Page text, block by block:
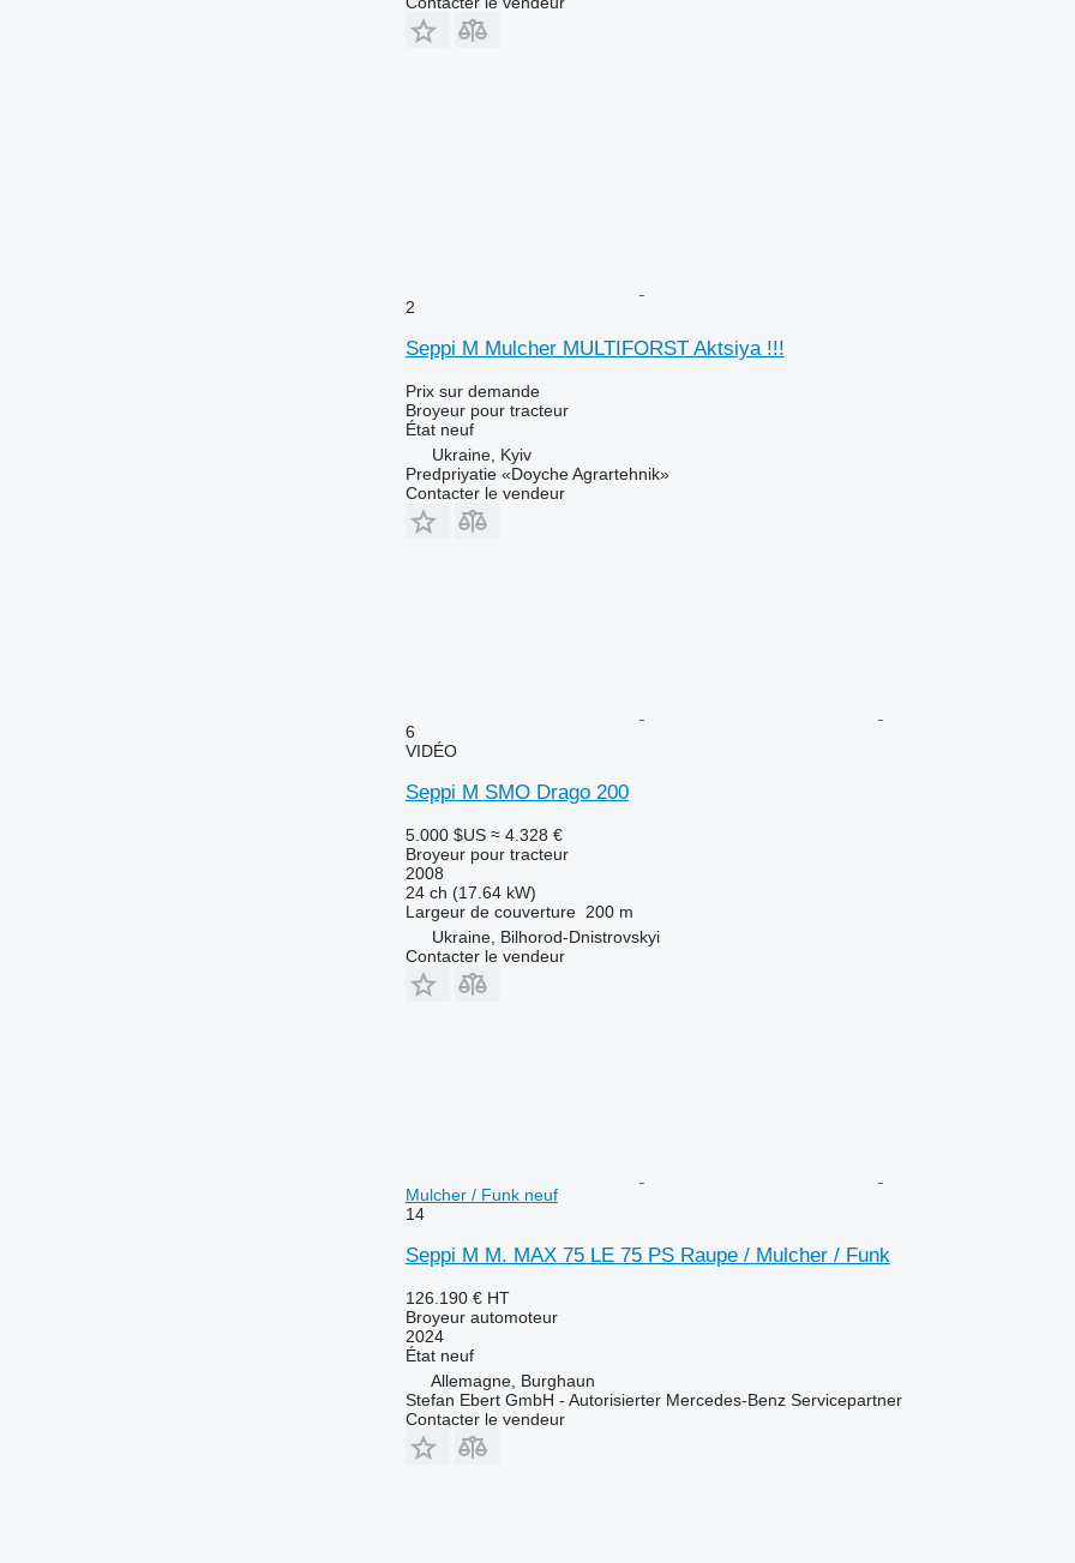
2
Seppi M Mulcher MULTIFORST Aktsiya !!!
Prix sur demande
Broyeur pour tracteur
Étatneuf
Ukraine, Kyiv
Predpriyatie «Doyche Agrartehnik»
Contacter le vendeur
6
VIDÉO
Seppi M SMO Drago 200
5.000 $US ≈ 4.328 €
Broyeur pour tracteur
2008
24 ch (17.64 kW)
Largeur de couverture 200 m
Ukraine, Bilhorod-Dnistrovskyi
Contacter le vendeur
Mulcher / Funk neuf
14
Seppi M M. MAX 75 LE 75 PS Raupe / Mulcher / Funk
126.190 € HT
Broyeur automoteur
2024
Étatneuf
Allemagne, Burghaun
Stefan Ebert GmbH - Autorisierter Mercedes-Benz Servicepartner
Contacter le vendeur